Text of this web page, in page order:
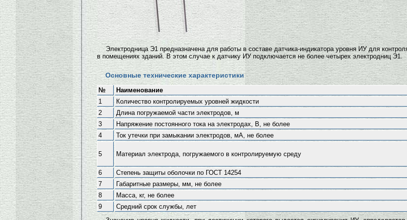
Электродница Э1 предназначена для работы в составе датчика-индикатора уровня ИУ для
в помещениях зданий. В этом случае к датчику ИУ подключается не более четырех электродниц Э1.
Основные технические характеристики
№ Наименование
1
Количество контролируемых уровней жидкости
2
Длина погружаемой части электродов, м
3
Напряжение постоянного тока на электродах, В, не более
4
Ток утечки при замыкании электродов, мА, не более
5 Материал электрода, погружаемого в контролируемую среду
6
Степень защиты оболочки по ГОСТ 14254
7
Габаритные размеры, мм, не более
8
Масса, кг, не более
9
Средний срок службы, лет